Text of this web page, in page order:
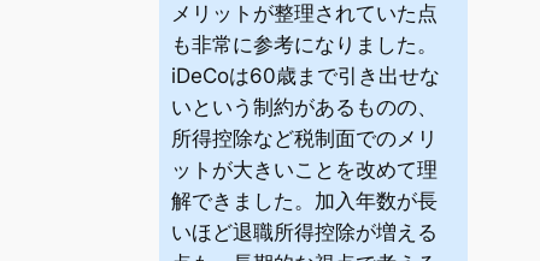
メリットが整理されていた点
も非常に参考になりました。
iDeCoは60歳まで引き出せな
いという制約があるものの、
所得控除など税制面でのメリ
ットが大きいことを改めて理
解できました。加入年数が長
いほど退職所得控除が増える